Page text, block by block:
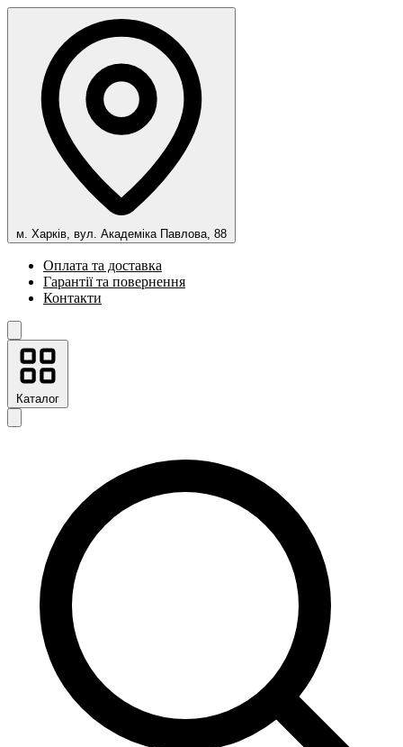
м. Харків, вул. Академіка Павлова, 88
Оплата та доставка
Гарантії та повернення
Контакти
Каталог